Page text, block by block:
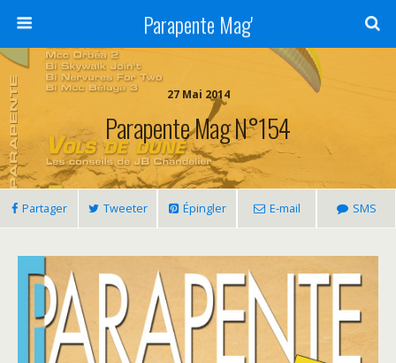
Parapente Mag'
27 Mai 2014
Parapente Mag N°154
Partager Tweeter Épingler E-mail SMS